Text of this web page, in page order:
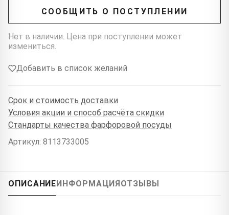
СООБЩИТЬ О ПОСТУПЛЕНИИ
Нет в наличии. Цена при поступлении может
измениться.
Добавить в список желаний
Срок и стоимость доставки
Условия акции и способ расчёта скидки
Стандарты качества фарфоровой посуды
Артикул: 8113733005
ОПИСАНИЕИНФОРМАЦИЯОТЗЫВЫ